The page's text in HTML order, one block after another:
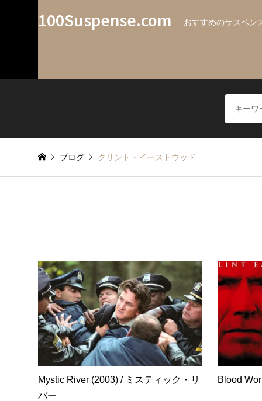
100Suspense.com おすすめのサスペン
ブログ クリント・イーストウッド
Mystic River (2003) / ミスティック・リ
バー
Blood